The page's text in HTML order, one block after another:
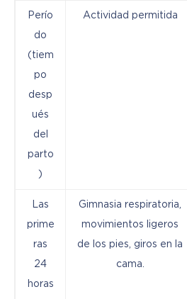
Perío
do
(tiem
po
desp
ués
del
parto
)
Actividad permitida
Las
prime
ras
24
horas
Gimnasia respiratoria,
movimientos ligeros
de los pies, giros en la
cama.